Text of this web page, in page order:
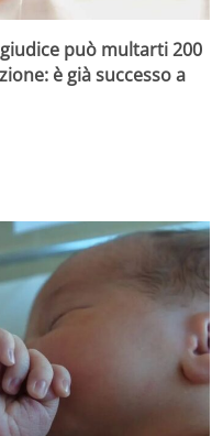
può multarti 200
è già successo a